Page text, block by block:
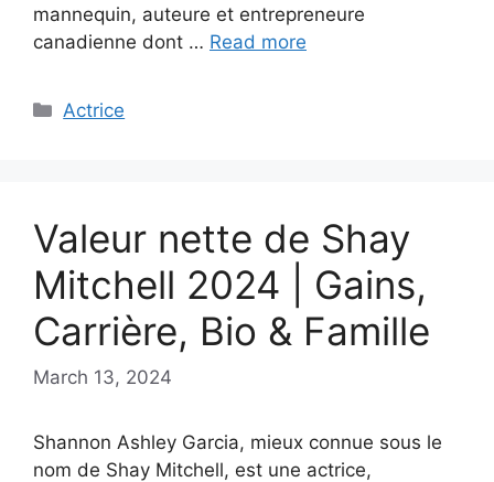
mannequin, auteure et entrepreneure
canadienne dont … Read more
Categories
Actrice
Valeur nette de Shay
Mitchell 2024 | Gains,
Carrière, Bio & Famille
March 13, 2024
Shannon Ashley Garcia, mieux connue sous le
nom de Shay Mitchell, est une actrice,